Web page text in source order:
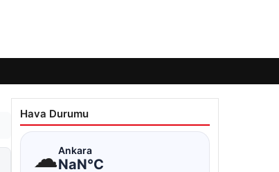
Hava Durumu
☁Ankara
NaN°C